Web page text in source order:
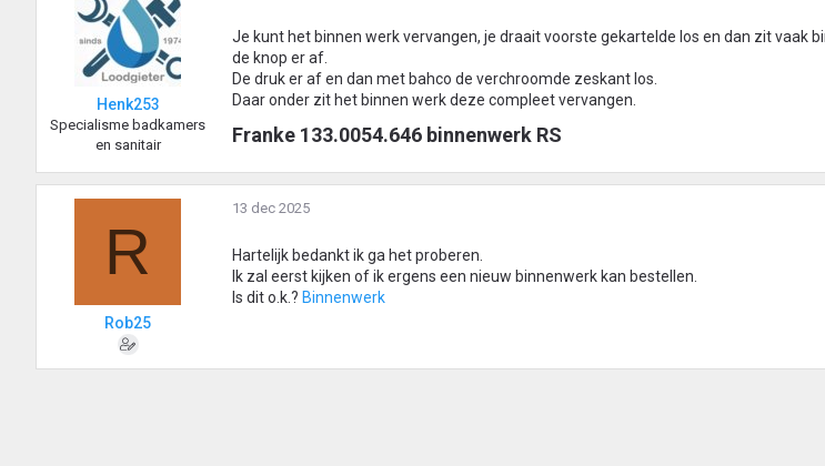
Henk253
Specialisme badkamers
en sanitair
Je kunt het binnen werk vervangen, je draait voorste gekartelde los en dan zit vaak
de knop er af.
De druk er af en dan met bahco de verchroomde zeskant los.
Daar onder zit het binnen werk deze compleet vervangen.
Franke 133.0054.646 binnenwerk RS​
R
Rob25
13 dec 2025
Hartelijk bedankt ik ga het proberen.
Ik zal eerst kijken of ik ergens een nieuw binnenwerk kan bestellen.
Is dit o.k.? Binnenwerk